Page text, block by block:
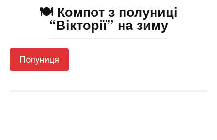
🍽️ Компот з полуниці
“Вікторії” на зиму
Полуниця